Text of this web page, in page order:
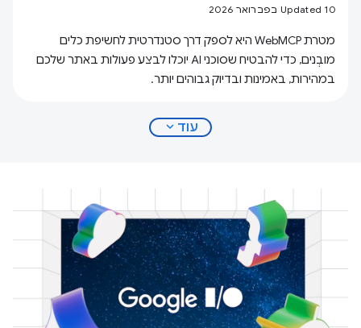
Updated 10 בפברואר 2026
מטרת WebMCP היא לספק דרך סטנדרטית לחשיפת כלים
מובְנים, כדי להבטיח שסוכני AI יוכלו לבצע פעולות באתר שלכם
במהירות, באמינות ובדיוק גבוהים יותר.
עוד expand_more